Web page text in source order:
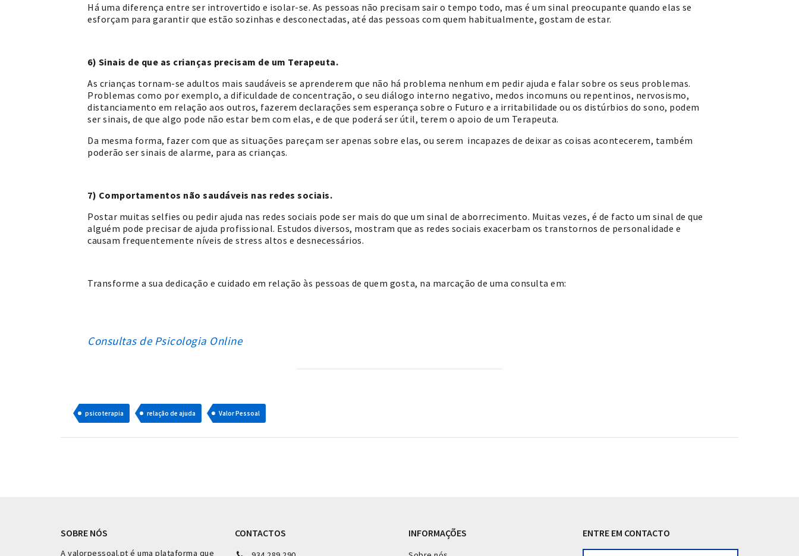
Há uma diferença entre ser introvertido e isolar-se. As pessoas não precisam sair o tempo todo, mas é um sinal preocupante quando elas se
esforçam para garantir que estão sozinhas e desconectadas, até das pessoas com quem habitualmente, gostam de estar.
6) Sinais de que as crianças precisam de um Terapeuta.
As crianças tornam-se adultos mais saudáveis se aprenderem que não há problema nenhum em pedir ajuda e falar sobre os seus problemas.
Problemas como por exemplo, a dificuldade de concentração, o seu diálogo interno negativo, medos incomuns ou repentinos, nervosismo,
distanciamento em relação aos outros, fazerem declarações sem esperança sobre o Futuro e a irritabilidade ou os distúrbios do sono, podem
ser sinais, de que algo pode não estar bem com elas, e de que poderá ser útil, terem o apoio de um Terapeuta.
Da mesma forma, fazer com que as situações pareçam ser apenas sobre elas, ou serem incapazes de deixar as coisas acontecerem, também
poderão ser sinais de alarme, para as crianças.
7) Comportamentos não saudáveis nas redes sociais.
Postar muitas selfies ou pedir ajuda nas redes sociais pode ser mais do que um sinal de aborrecimento. Muitas vezes, é de facto um sinal de que
alguém pode precisar de ajuda profissional. Estudos diversos, mostram que as redes sociais exacerbam os transtornos de personalidade e
causam frequentemente níveis de stress altos e desnecessários.
Transforme a sua dedicação e cuidado em relação às pessoas de quem gosta, na marcação de uma consulta em:
Consultas de Psicologia Online
psicoterapia relação de ajuda Valor Pessoal
SOBRE NÓS
A valorpessoal.pt é uma plataforma que
CONTACTOS INFORMAÇÕES ENTRE EM CONTACTO